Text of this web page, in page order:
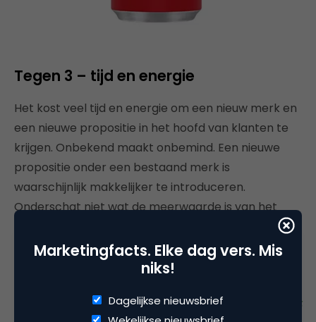
Tegen 3 – tijd en energie
Het kost veel tijd en energie om een nieuw merk en
een nieuwe propositie in het hoofd van klanten te
krijgen. Onbekend maakt onbemind. Een nieuwe
propositie onder een bestaand merk is
waarschijnlijk makkelijker te introduceren.
Onderschat niet wat de meerwaarde is van het
hebben. Want ook al lijkt het vandaag makkelijker
dan ooit om een nieuw merk te
te maken. Leesvoer:There are now 175
Marketingfacts. Elke dag vers. Mis
niks!
Dagelijkse nieuwsbrief